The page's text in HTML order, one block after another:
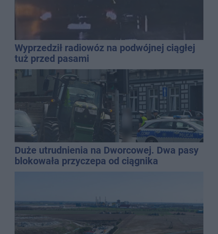
Wyprzedził radiowóz na podwójnej ciągłej
tuż przed pasami
Duże utrudnienia na Dworcowej. Dwa pasy
blokowała przyczepa od ciągnika